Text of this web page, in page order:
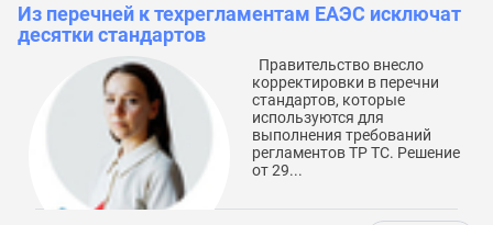
Из перечней к техрегламентам ЕАЭС исключат
десятки стандартов
Правительство внесло
корректировки в перечни
стандартов, которые
используются для
выполнения требований
регламентов ТР ТС. Решение
от 29...